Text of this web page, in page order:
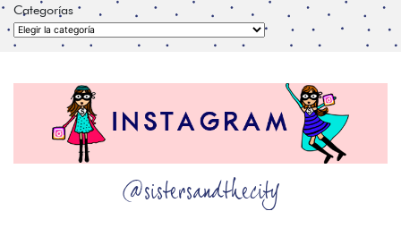
Categorías
Categorías
@sistersandthecity